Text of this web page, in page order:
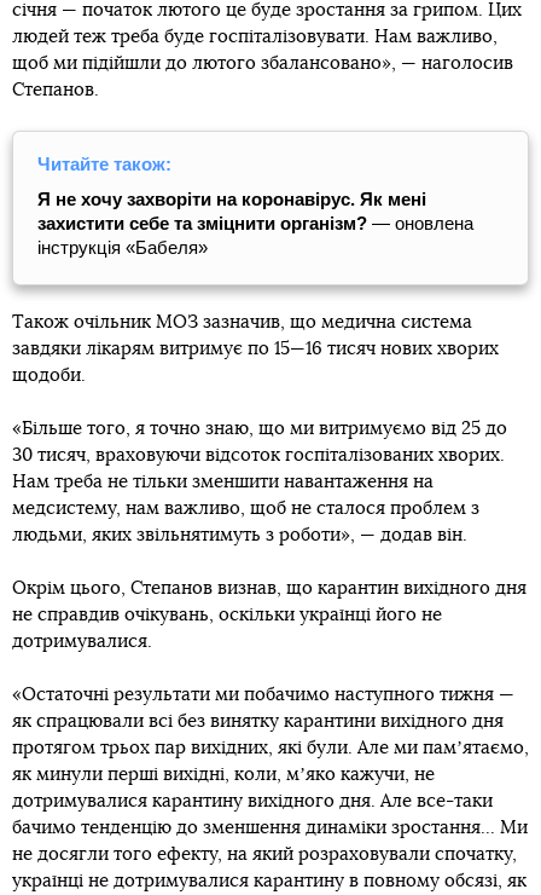
січня — початок лютого це буде зростання за грипом. Цих
людей теж треба буде госпіталізовувати. Нам важливо,
щоб ми підійшли до лютого збалансовано», — наголосив
Степанов.
Читайте також:
Я не хочу захворіти на коронавірус. Як мені
захистити себе та зміцнити організм? — оновлена
інструкція «Бабеля»
Також очільник МОЗ зазначив, що медична система
завдяки лікарям витримує по 15—16 тисяч нових хворих
щодоби.
«Більше того, я точно знаю, що ми витримуємо від 25 до
30 тисяч, враховуючи відсоток госпіталізованих хворих.
Нам треба не тільки зменшити навантаження на
медсистему, нам важливо, щоб не сталося проблем з
людьми, яких звільнятимуть з роботи», — додав він.
Окрім цього, Степанов визнав, що карантин вихідного дня
не справдив очікувань, оскільки українці його не
дотримувалися.
«Остаточні результати ми побачимо наступного тижня —
як спрацювали всі без винятку карантини вихідного дня
протягом трьох пар вихідних, які були. Але ми памʼятаємо,
як минули перші вихідні, коли, мʼяко кажучи, не
дотримувалися карантину вихідного дня. Але все-таки
бачимо тенденцію до зменшення динаміки зростання... Ми
не досягли того ефекту, на який розраховували спочатку,
українці не дотримувалися карантину в повному обсязі, як